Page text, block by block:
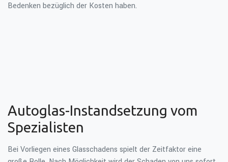
Bedenken bezüglich der Kosten haben.
Autoglas-Instandsetzung vom
Spezialisten
Bei Vorliegen eines Glasschadens spielt der Zeitfaktor eine